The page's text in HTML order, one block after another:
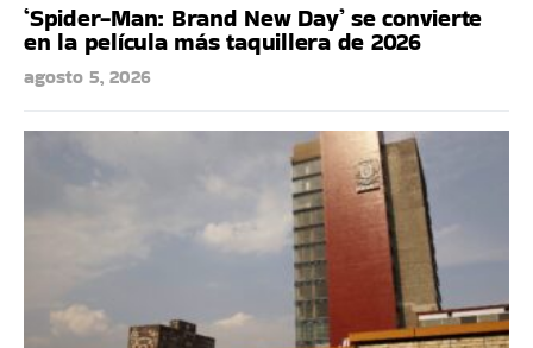
‘Spider-Man: Brand New Day’ se convierte
en la película más taquillera de 2026
agosto 5, 2026